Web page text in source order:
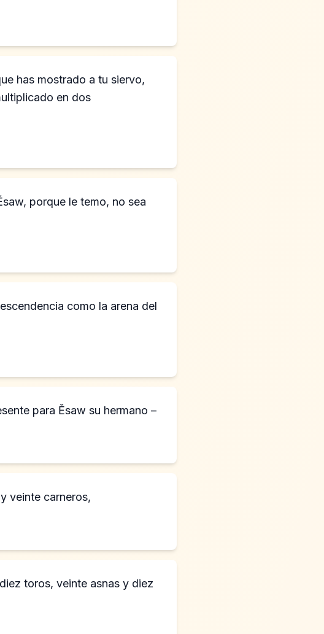
has mostrado a tu siervo,
en dos
porque le temo, no sea
como la arena del
para Ĕsaw su hermano –
veinte carneros,
toros, veinte asnas y diez